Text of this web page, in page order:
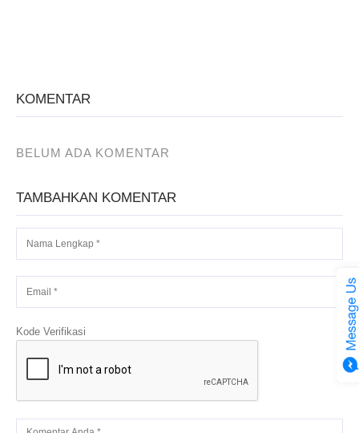
KOMENTAR
BELUM ADA KOMENTAR
TAMBAHKAN KOMENTAR
Kode Verifikasi